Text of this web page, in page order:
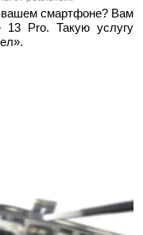
вашем смартфоне? Вам
13 Pro. Такую услугу